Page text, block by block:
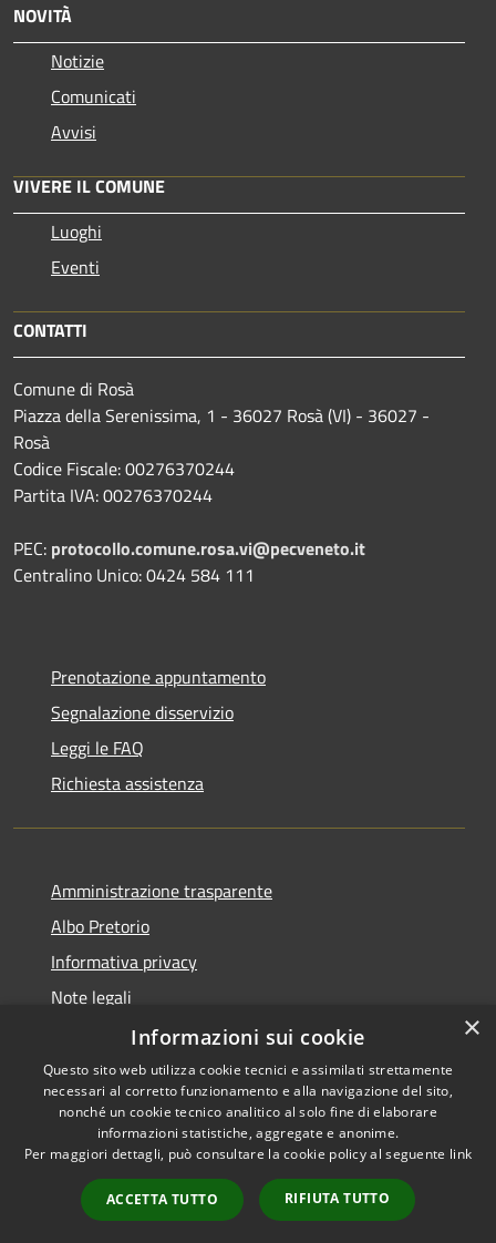
NOVITÀ
Notizie
Comunicati
Avvisi
VIVERE IL COMUNE
Luoghi
Eventi
CONTATTI
Comune di Rosà
Piazza della Serenissima, 1 - 36027 Rosà (VI) - 36027 -
Rosà
Codice Fiscale: 00276370244
Partita IVA: 00276370244
PEC: protocollo.comune.rosa.vi@pecveneto.it
Centralino Unico: 0424 584 111
Prenotazione appuntamento
Segnalazione disservizio
Leggi le FAQ
Richiesta assistenza
Amministrazione trasparente
Albo Pretorio
Informativa privacy
Note legali
Dichiarazione di accessibilità
RSS
Accessibilità
Copyright © 2026 • Comune di
Municipium•
Accesso
redazione
×
Informazioni sui cookie
Questo sito web utilizza cookie tecnici e assimilati strettamente
necessari al corretto funzionamento e alla navigazione del sito,
nonché un cookie tecnico analitico al solo fine di elaborare
informazioni statistiche, aggregate e anonime.
Per maggiori dettagli, può consultare la cookie policy al seguente link
ACCETTA TUTTO RIFIUTA TUTTO